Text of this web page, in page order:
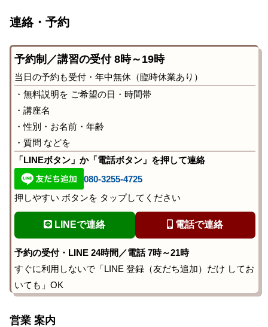
連絡・予約
予約制／講習の受付 8時～19時
当日の予約も受付・年中無休（臨時休業あり）
・無料説明を ご希望の日・時間帯
・講座名
・性別・お名前・年齢
・質問 などを
「LINEボタン」か「電話ボタン」を押して連絡
080-3255-4725
押しやすい ボタンを タップしてください
LINEで連絡 電話で連絡
予約の受付・LINE 24時間／電話 7時～21時
すぐに利用しないで「LINE 登録（友だち追加）だけ してお
いても」OK
営業 案内